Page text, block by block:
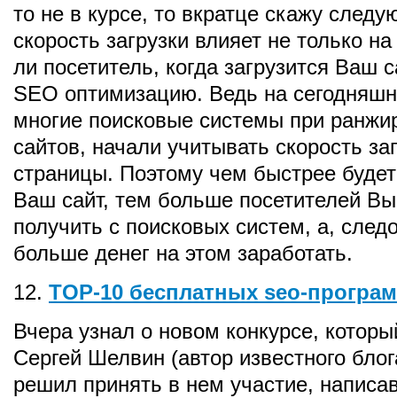
то не в курсе, то вкратце скажу
скорость загрузки влияет не только
ли посетитель, когда загрузится Ваш
SEO оптимизацию. Ведь на
многие поисковые системы при
сайтов, начали учитывать скорость
страницы. Поэтому чем быстрее будет
Ваш сайт, тем больше посетителей
получить с поисковых систем, а,
больше денег на этом заработать.
12. TOP-10 бесплатных seo-
Вчера узнал о новом конкурсе,
Сергей Шелвин (автор известного
решил принять в нем участие,